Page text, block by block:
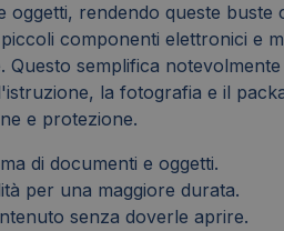
rendendo queste
componenti elettronici e
semplifica
la fotografia e il
e protezione.
di documenti e oggetti.
per una maggiore durata.
senza doverle aprire.